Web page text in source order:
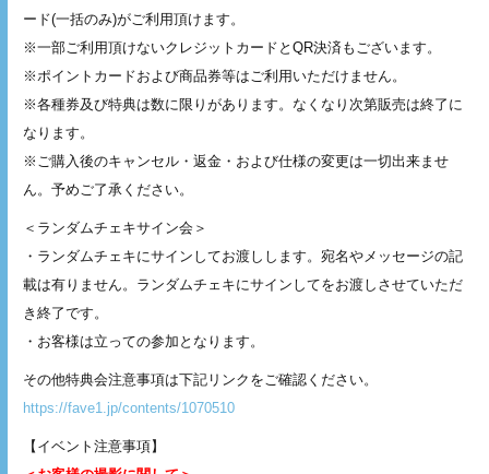
ード(一括のみ)がご利用頂けます。
※一部ご利用頂けないクレジットカードとQR決済もございます。
※ポイントカードおよび商品券等はご利用いただけません。
※各種券及び特典は数に限りがあります。なくなり次第販売は終了に
なります。
※ご購入後のキャンセル・返金・および仕様の変更は一切出来ませ
ん。予めご了承ください。
＜ランダムチェキサイン会＞
・ランダムチェキにサインしてお渡しします。宛名やメッセージの記
載は有りません。ランダムチェキにサインしてをお渡しさせていただ
き終了です。
・お客様は立っての参加となります。
その他特典会注意事項は下記リンクをご確認ください。
https://fave1.jp/contents/1070510
【イベント注意事項】